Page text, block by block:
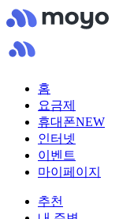
홈
요금제
휴대폰NEW
인터넷
이벤트
마이페이지
추천